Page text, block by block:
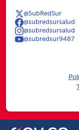
@SubRedSur
@subredsursalud
@subredsursalud
@subredsur9487